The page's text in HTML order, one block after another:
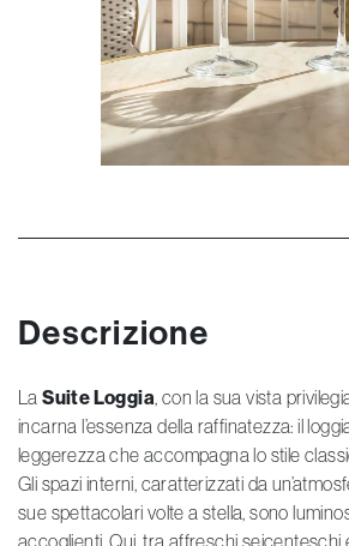
Descrizione
LaSuite Loggia, con la sua vista
incarna l’essenza della raffinatezza: il
leggerezza che accompagna lo stile
Gli spazi interni, caratterizzati da
sue spettacolari volte a stella, sono
accoglienti. Qui, tra affreschi seicenteschi